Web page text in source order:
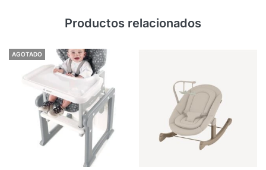
Productos relacionados
AGOTADO